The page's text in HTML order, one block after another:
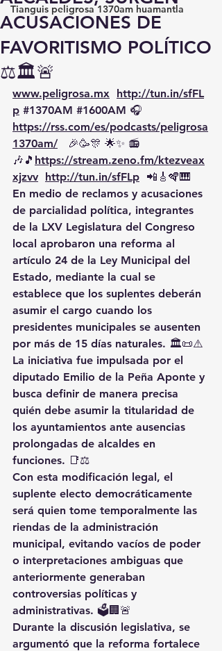
Tianguis peligrosa 1370am huamantla
ACUSACIONES DE
FAVORITISMO POLÍTICO
⚖️🏛️🚨
www.peligrosa.mx http://tun.in/sfFL
p #1370AM #1600AM 🎧
https://rss.com/es/podcasts/peligrosa
1370am/ 🎉🥳🎊 🌟✨ 📻
🎶🎵 https://stream.zeno.fm/ktezveax
xjzvv http://tun.in/sfFLp 📲🎸🪇🎹
En medio de reclamos y acusaciones
de parcialidad política, integrantes
de la LXV Legislatura del Congreso
local aprobaron una reforma al
artículo 24 de la Ley Municipal del
Estado, mediante la cual se
establece que los suplentes deberán
asumir el cargo cuando los
presidentes municipales se ausenten
por más de 15 días naturales. 🏛️📜⚠️
La iniciativa fue impulsada por el
diputado Emilio de la Peña Aponte y
busca definir de manera precisa
quién debe asumir la titularidad de
los ayuntamientos ante ausencias
prolongadas de alcaldes en
funciones. 📑⚖️
Con esta modificación legal, el
suplente electo democráticamente
será quien tome temporalmente las
riendas de la administración
municipal, evitando vacíos de poder
o interpretaciones ambiguas que
anteriormente generaban
controversias políticas y
administrativas. 🗳️🏢🚨
Durante la discusión legislativa, se
argumentó que la reforma fortalece